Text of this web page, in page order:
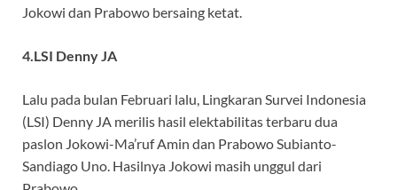
Jokowi dan Prabowo bersaing ketat.
4.LSI Denny JA
Lalu pada bulan Februari lalu, Lingkaran Survei Indonesia
(LSI) Denny JA merilis hasil elektabilitas terbaru dua
paslon Jokowi-Ma’ruf Amin dan Prabowo Subianto-
Sandiago Uno. Hasilnya Jokowi masih unggul dari